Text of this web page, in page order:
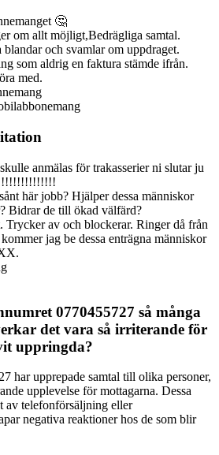
🤔
om allt möjligt,Bedrägliga samtal.
blandar och svamlar om uppdraget.
som aldrig en faktura stämde ifrån.
med.
anmälas för trakasserier ni slutar ju
här jobb? Hjälper dessa människor
Bidrar de till ökad välfärd?
Trycker av och blockerar. Ringer då från
jag be dessa enträgna människor
0770455727 så många
det vara så irriterande för
uppringda?
har upprepade samtal till olika personer,
upplevelse för mottagarna. Dessa
av telefonförsäljning eller
negativa reaktioner hos de som blir